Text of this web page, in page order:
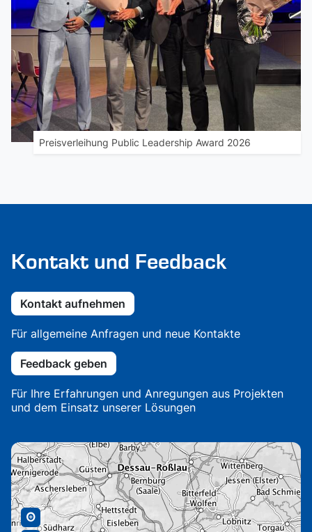
Preisverleihung Public Leadership Award 2026
Kontakt und Feedback
Kontakt aufnehmen
Für allgemeine Anfragen und neue Kontakte
Feedback geben
Für Ihre Erfahrungen und Anregungen aus Projekten
und dem Einsatz unserer Lösungen